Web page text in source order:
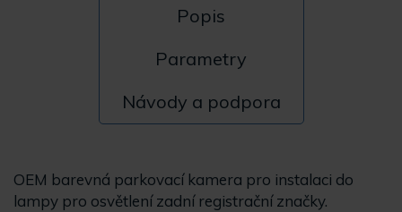
Popis
Parametry
Návody a podpora
OEM barevná parkovací kamera pro instalaci do
lampy pro osvětlení zadní registrační značky.